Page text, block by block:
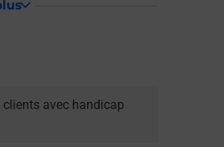
avec handicap